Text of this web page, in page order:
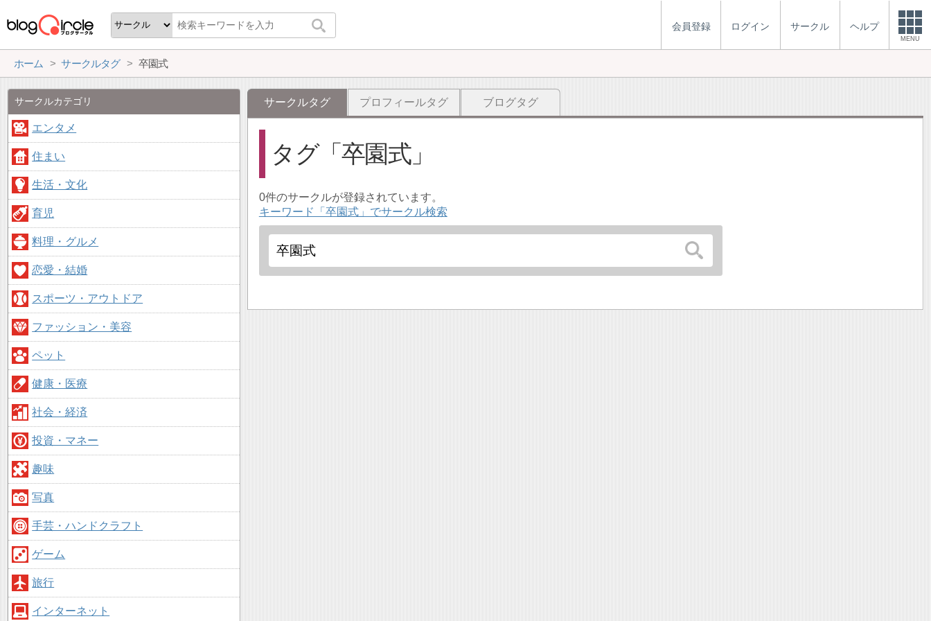
会員登録 ログイン サークル ヘルプ
MENU
ホーム サークルタグ 卒園式
サークルタグ プロフィールタグ ブログタグ
タグ 卒園式
0件のサークルが登録されています。
キーワード「卒園式」でサークル検索
サークルカテゴリ
エンタメ
住まい
生活・文化
育児
料理・グルメ
恋愛・結婚
スポーツ・アウトドア
ファッション・美容
ペット
健康・医療
社会・経済
投資・マネー
趣味
写真
手芸・ハンドクラフト
ゲーム
旅行
インターネット